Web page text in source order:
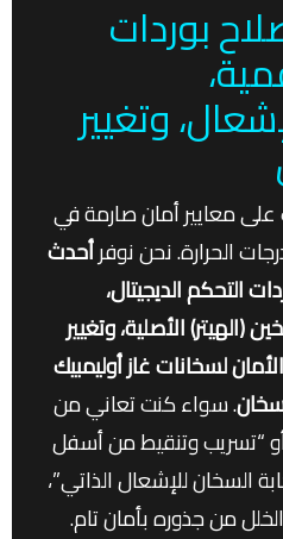
بوردات
وتغيير
على معايير أمان صارمة في
الحرارة. نحن نوفرأحدث
التحكم الديجيتال،
الأصلية، وتغيير
لسخانات غاز أوليمبيك
. سواء كنت تعاني من
أو “تسريب وتنقيط من أسفل
السخان للإشعال الذاتي”،
من جذوره بأمان تام.